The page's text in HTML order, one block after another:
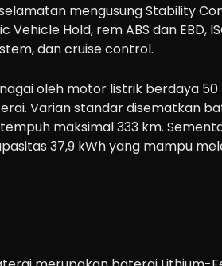
mengusung Stability
Vehicle Hold, rem ABS dan EBD,
dan cruise control.
oleh motor listrik berdaya
Varian standar disematkan
maksimal 333 km.
37,9 kWh yang mampu